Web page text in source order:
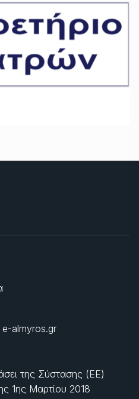
e-almyros.gr
της Σύστασης (ΕΕ)
1ης Μαρτίου 2018